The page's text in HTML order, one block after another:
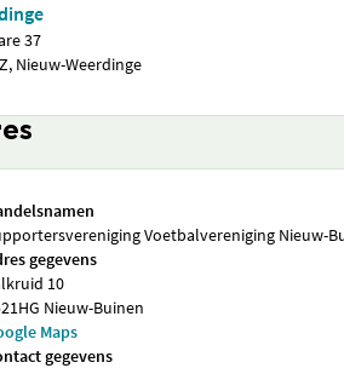
37
Nieuw-Weerdinge
Voetbalvereniging Nieuw-
gegevens
10
Nieuw-Buinen
Maps
gegevens